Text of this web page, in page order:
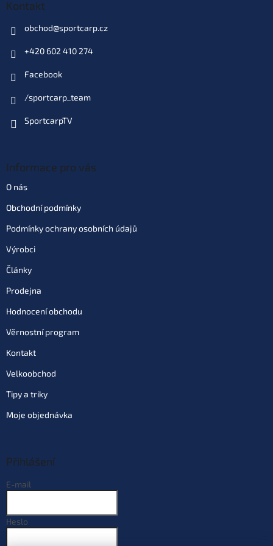
Kontakt
obchod@sportcarp.cz
+420 602 410 274
Facebook
/sportcarp_team
SportcarpTV
Informace pro vás
O nás
Obchodní podmínky
Podmínky ochrany osobních údajů
Výrobci
Články
Prodejna
Hodnocení obchodu
Věrnostní program
Kontakt
Velkoobchod
Tipy a triky
Moje objednávka
Přihlášení
E-mail
Heslo